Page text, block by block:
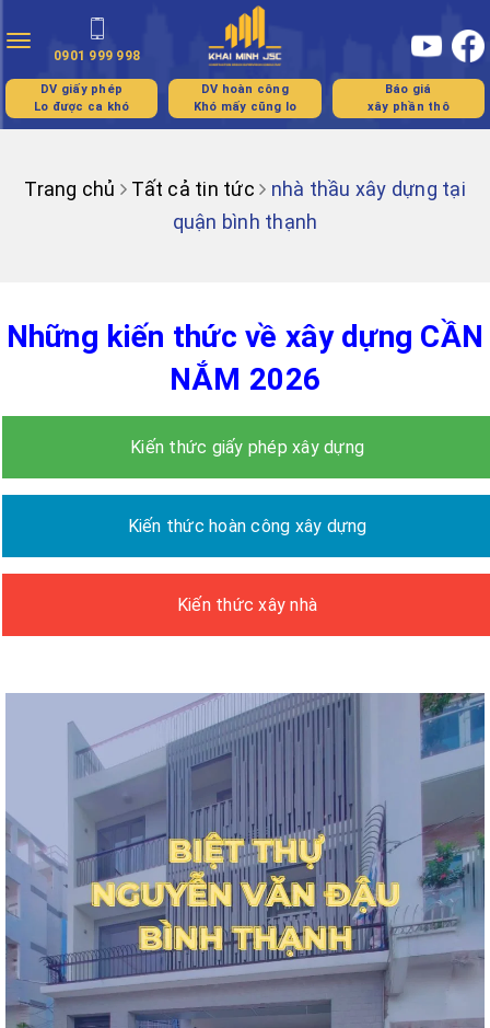
Toggle
navigation
0901 999 998
DV giấy phép
Lo được ca khó
DV hoàn công
Khó mấy cũng lo
Báo giá
xây phần thô
Trang chủ Tất cả tin tức
nhà thầu xây dựng tại
quận bình thạnh
Những kiến thức về xây dựng CẦN
NẮM 2026
Kiến thức giấy phép xây dựng
Kiến thức hoàn công xây dựng
Kiến thức xây nhà